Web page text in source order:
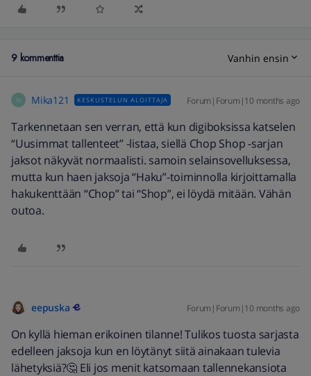
9 kommenttia Vanhin ensin
M Mika121 KESKUSTELUN ALOITTAJA Forum|Forum|10 months ago
Tarkennetaan sen verran, että kun digiboksissa katselen
“Uusimmat tallenteet” -listaa, siellä Chop Shop -sarjan
jaksot näkyvät normaalisti. samoin selainsovelluksessa,
mutta kun haen jaksoja “Haku”-toiminnolla kirjoittamalla
hakukenttään “Chop” tai “Shop”, ei löydä mitään. Vähän
outoa.
eepuska Forum|Forum|10 months ago
On kyllä hieman erikoinen tilanne! Tulikos tuosta sarjasta
edelleen jaksoja kun en löytänyt siitä ainakaan tulevia
lähetyksiä?🤔 Eli jos menit katsomaan tallennekansiota